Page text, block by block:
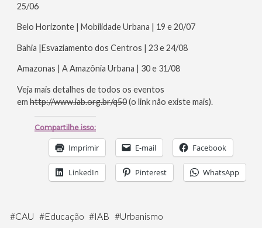
25/06
Belo Horizonte | Mobilidade Urbana | 19 e 20/07
Bahia |Esvaziamento dos Centros | 23 e 24/08
Amazonas | A Amazônia Urbana | 30 e 31/08
Veja mais detalhes de todos os eventos
emhttp://www.iab.org.br/q50(o link não existe mais).
Compartilhe isso:
Imprimir E-mail Facebook
LinkedIn Pinterest WhatsApp
#CAU #Educação #IAB #Urbanismo